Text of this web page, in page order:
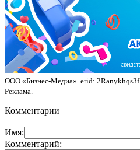
ООО «Бизнес-Медиа». erid: 2Ranykhqs3f
Реклама.
Комментарии
Имя:
Комментарий: